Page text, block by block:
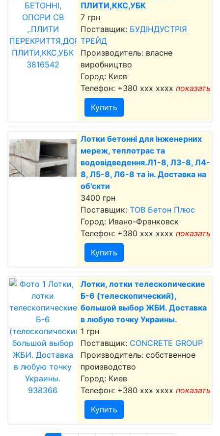
ПЛИТИ,ККС,УБК
7 грн
Поставщик: БУДІНДУСТРІЯ
ТРЕЙД
Производитель: власне
виробництво
Город: Киев
Телефон: +380 xxx xxxx показать
Купить
Лотки бетонні для інженерних
мереж, теплотрас та
водовідведення.Л1-8, Л3-8, Л4-
8, Л5-8, Л6-8 та ін. Доставка на
об'єкти
3400 грн
Поставщик: ТОВ Бетон Плюс
Город: Ивано-Франковск
Телефон: +380 xxx xxxx показать
Купить
Лотки, лотки телескопические
Б-6 (телескопический),
большой выбор ЖБИ. Доставка
в любую точку Украины.
1 грн
Поставщик: CONCRETE GROUP
Производитель: собственное
производство
Город: Киев
Телефон: +380 xxx xxxx показать
Купить